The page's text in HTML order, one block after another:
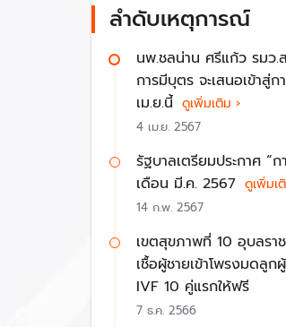
ข้อมูลช่วงปี 2506 – 2526 มี
ในปี 2564 เด็กเกิดใหม่ลดล
ขณะจำนวนการตายปี 2564
อัตราเจริญพันธุ์รวม หรือ
เกือบทุกจังหวัดในประเทศไ
ข้อมูลจาก ศ.ดร.เกื้อ วงศ์บุ
เพียง 33 ล้านคน การที่ประ
ดังนี้
จำนวนประชากรวัยแรงงา
จำนวนประชากรวัยเด็ก (ช่ว
ส่วนจำนวนคนสูงวัย (อายุ 65
ประชากรลดลงมากขนาดนี้แ
ทำอย่างไร ให้ค
ลำดับเหตุการณ์
นพ.ชลน่าน ศรีแก้ว รมว.
การมีบุตร จะเสนอเข้าสู่
เม.ย.นี้ ดูเพิ่มเติม ›
4 เม.ย. 2567
รัฐบาลเตรียมประกาศ “
เดือน มี.ค. 2567 ดูเพิ่มเ
14 ก.พ. 2567
เขตสุขภาพที่ 10 อุบลรา
เชื้อผู้ชายเข้าโพรงมดลู
IVF 10 คู่แรกให้ฟรี
7 ธ.ค. 2566